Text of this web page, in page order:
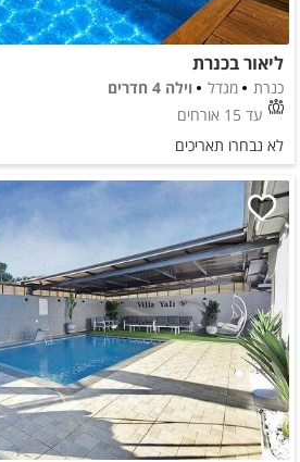
ליאור בכנרת
כנרת מגדל
וילה 4 חדרים
עד 15 אורחים
לא נבחרו תאריכים